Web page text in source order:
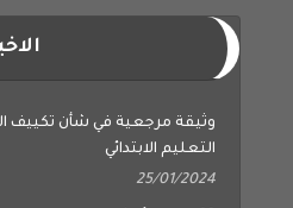
وثيقة مرجعية في شأن تكييف
التعليم الابتدائي
25/01/2024